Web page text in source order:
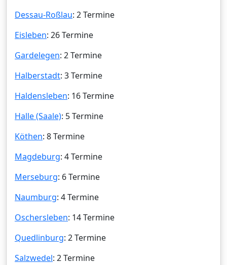
Dessau-Roßlau: 2 Termine
Eisleben: 26 Termine
Gardelegen: 2 Termine
Halberstadt: 3 Termine
Haldensleben: 16 Termine
Halle (Saale): 5 Termine
Köthen: 8 Termine
Magdeburg: 4 Termine
Merseburg: 6 Termine
Naumburg: 4 Termine
Oschersleben: 14 Termine
Quedlinburg: 2 Termine
Salzwedel: 2 Termine